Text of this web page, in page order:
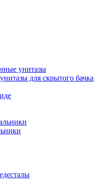
унитазы
для скрытого бачка